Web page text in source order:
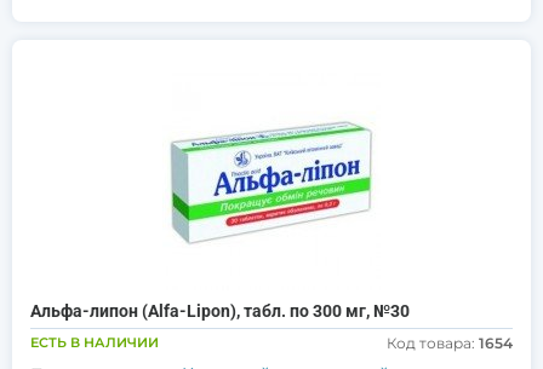
Альфа-липон (Alfa-Lipon), табл. по 300 мг, №30
ЕСТЬ В НАЛИЧИИ Код товара: 1654